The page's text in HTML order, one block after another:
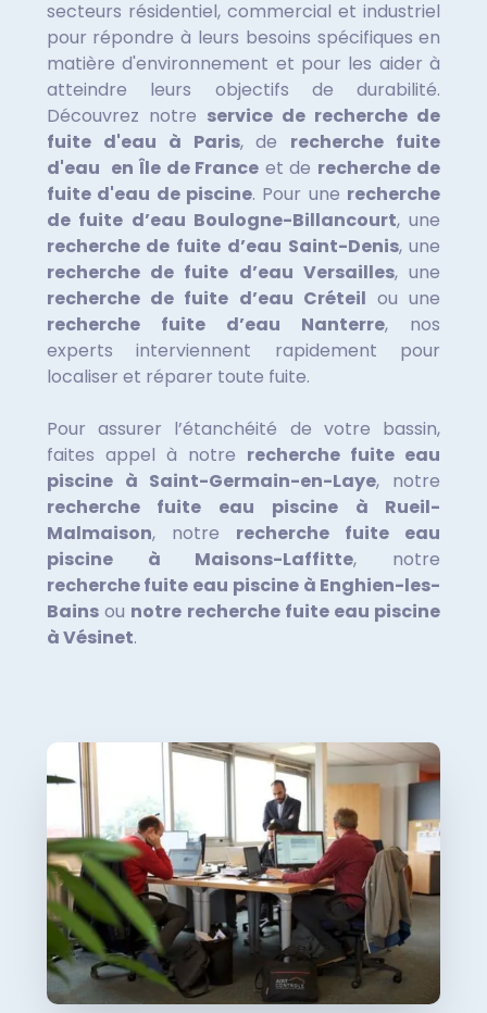
secteurs résidentiel, commercial et industriel
pour répondre à leurs besoins spécifiques en
matière d'environnement et pour les aider à
atteindre leurs objectifs de durabilité.
Découvrez notre service de recherche de
fuite d'eau à Paris, de recherche fuite
d'eau en Île de France et de recherche de
fuite d'eau de piscine. Pour une recherche
de fuite d’eau Boulogne-Billancourt, une
recherche de fuite d’eau Saint-Denis, une
recherche de fuite d’eau Versailles, une
recherche de fuite d’eau Créteil ou une
recherche fuite d’eau Nanterre, nos
experts interviennent rapidement pour
localiser et réparer toute fuite.
Pour assurer l’étanchéité de votre bassin,
faites appel à notre recherche fuite eau
piscine à Saint-Germain-en-Laye, notre
recherche fuite eau piscine à Rueil-
Malmaison,notre recherche fuite eau
piscine à Maisons-Laffitte, notre
recherche fuite eau piscine à Enghien-les-
Bainsou notre recherche fuite eau piscine
à Vésinet.